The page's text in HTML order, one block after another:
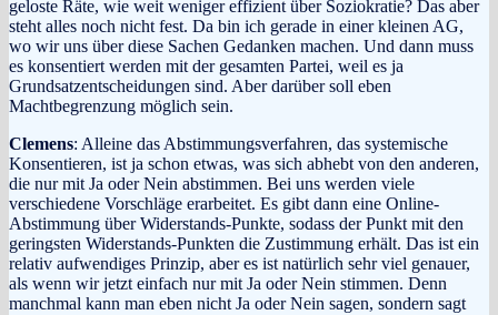
geloste Räte, wie weit weniger effizient über Soziokratie? Das aber
steht alles noch nicht fest. Da bin ich gerade in einer kleinen AG,
wo wir uns über diese Sachen Gedanken machen. Und dann muss
es konsentiert werden mit der gesamten Partei, weil es ja
Grundsatzentscheidungen sind. Aber darüber soll eben
Machtbegrenzung möglich sein.
Clemens: Alleine das Abstimmungsverfahren, das systemische
Konsentieren, ist ja schon etwas, was sich abhebt von den anderen,
die nur mit Ja oder Nein abstimmen. Bei uns werden viele
verschiedene Vorschläge erarbeitet. Es gibt dann eine Online-
Abstimmung über Widerstands-Punkte, sodass der Punkt mit den
geringsten Widerstands-Punkten die Zustimmung erhält. Das ist ein
relativ aufwendiges Prinzip, aber es ist natürlich sehr viel genauer,
als wenn wir jetzt einfach nur mit Ja oder Nein stimmen. Denn
manchmal kann man eben nicht Ja oder Nein sagen, sondern sagt